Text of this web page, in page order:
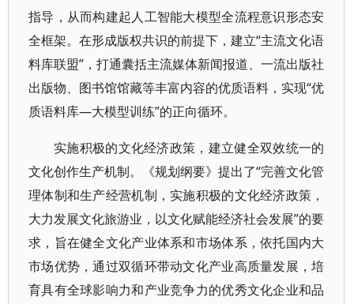
指导，从而构建起人工智能大模型全流程意识形态安
全框架。在形成版权共识的前提下，建立“主流文化语
料库联盟”，打通囊括主流媒体新闻报道、一流出版社
出版物、图书馆馆藏等丰富内容的优质语料，实现“优
质语料库—大模型训练”的正向循环。
实施积极的文化经济政策，建立健全双效统一的
文化创作生产机制。《规划纲要》提出了“完善文化管
理体制和生产经营机制，实施积极的文化经济政策，
大力发展文化旅游业，以文化赋能经济社会发展”的要
求，旨在健全文化产业体系和市场体系，依托国内大
市场优势，通过双循环带动文化产业高质量发展，培
育具有全球影响力和产业竞争力的优秀文化企业和品